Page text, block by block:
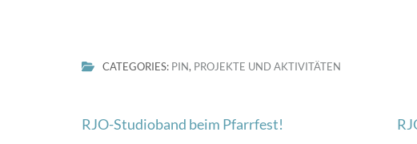
CATEGORIES: PIN, PROJEKTE UND AKTIVITÄTEN
Beitragsnavigation
RJO-Studioband beim Pfarrfest!